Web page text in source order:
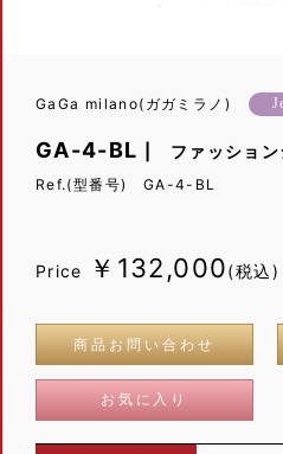
GaGa milano(ガガミラノ)
GA-4-BL | ファッション
Ref.(型番号) GA-4-BL
Price ￥132,000(税込)
商品お問い合わせ
お気に入り